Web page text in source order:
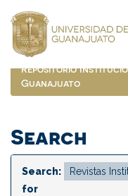
navigation
Repositorio
Guanajuato
Search
Search:
for